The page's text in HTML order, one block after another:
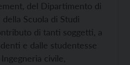
del Dipartimento di
Scuola di Studi
di tanti soggetti, a
e dalle studentesse
civile,